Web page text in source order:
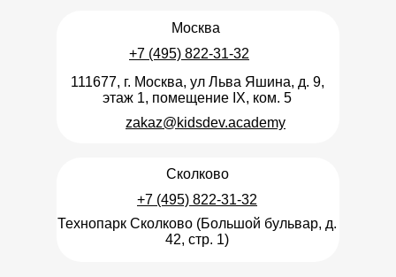
zakaz@kidsdev.academy
+7 (495) 822-31-32
111677, г. Москва, ул Льва Яшина, д. 9,
этаж 1, помещение IX, ком. 5
Москва
Сколково
Технопарк Сколково (Большой бульвар, д.
42, стр. 1)
+7 (495) 822-31-32